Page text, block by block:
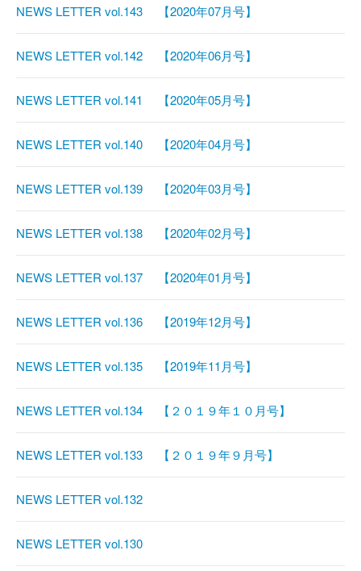
NEWS LETTER vol.143 【2020年07月号】
NEWS LETTER vol.142 【2020年06月号】
NEWS LETTER vol.141 【2020年05月号】
NEWS LETTER vol.140 【2020年04月号】
NEWS LETTER vol.139 【2020年03月号】
NEWS LETTER vol.138 【2020年02月号】
NEWS LETTER vol.137 【2020年01月号】
NEWS LETTER vol.136 【2019年12月号】
NEWS LETTER vol.135 【2019年11月号】
NEWS LETTER vol.134 【２０１９年１０月号】
NEWS LETTER vol.133 【２０１９年９月号】
NEWS LETTER vol.132
NEWS LETTER vol.130